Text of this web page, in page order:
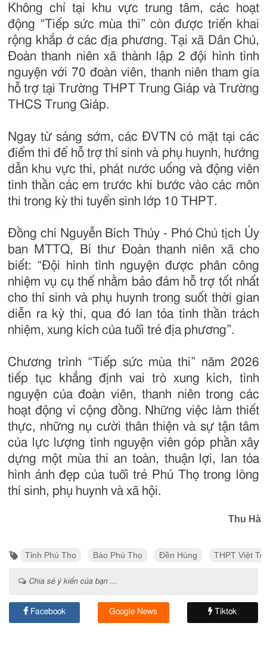
Không chỉ tại khu vực trung tâm, các hoạt
động “Tiếp sức mùa thi” còn được triển khai
rộng khắp ở các địa phương. Tại xã Dân Chủ,
Đoàn thanh niên xã thành lập 2 đội hình tình
nguyện với 70 đoàn viên, thanh niên tham gia
hỗ trợ tại Trường THPT Trung Giáp và Trường
THCS Trung Giáp.
Ngay từ sáng sớm, các ĐVTN có mặt tại các
điểm thi để hỗ trợ thí sinh và phụ huynh, hướng
dẫn khu vực thi, phát nước uống và động viên
tinh thần các em trước khi bước vào các môn
thi trong kỳ thi tuyển sinh lớp 10 THPT.
Đồng chí Nguyễn Bích Thủy - Phó Chủ tịch Ủy
ban MTTQ, Bí thư Đoàn thanh niên xã cho
biết: “Đội hình tình nguyện được phân công
nhiệm vụ cụ thể nhằm bảo đảm hỗ trợ tốt nhất
cho thí sinh và phụ huynh trong suốt thời gian
diễn ra kỳ thi, qua đó lan tỏa tinh thần trách
nhiệm, xung kích của tuổi trẻ địa phương”.
Chương trình “Tiếp sức mùa thi” năm 2026
tiếp tục khẳng định vai trò xung kích, tình
nguyện của đoàn viên, thanh niên trong các
hoạt động vì cộng đồng. Những việc làm thiết
thực, những nụ cười thân thiện và sự tận tâm
của lực lượng tình nguyện viên góp phần xây
dựng một mùa thi an toàn, thuận lợi, lan tỏa
hình ảnh đẹp của tuổi trẻ Phú Thọ trong lòng
thí sinh, phụ huynh và xã hội.
Thu Hà
Tỉnh Phú Thọ Báo Phú Thọ Đền Hùng THPT Việt Trì
Chia sẻ ý kiến của bạn ...
Facebook Google News Tiktok